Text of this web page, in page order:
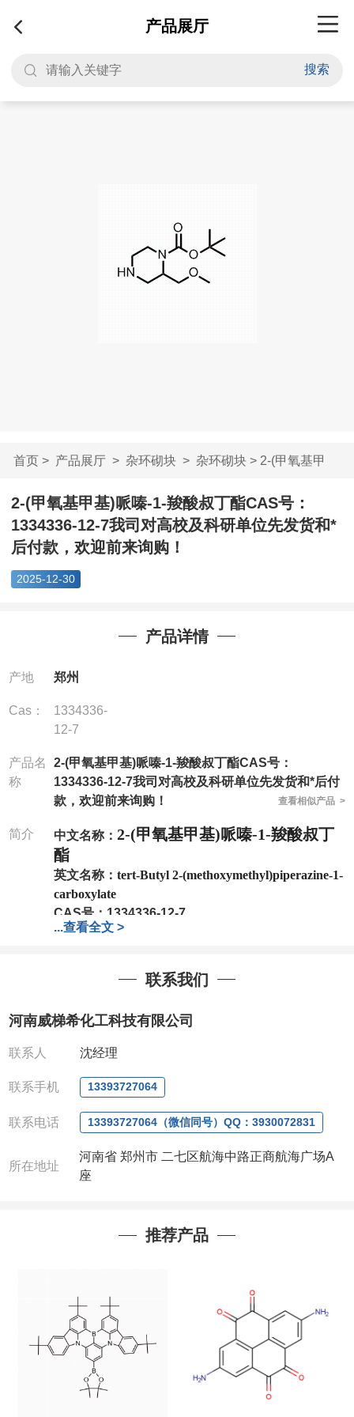
产品展厅
搜索
首页> 产品展厅> 杂环砌块> 杂环砌块> 2-(甲氧基甲
基)哌嗪-1-羧酸叔...
2-(甲氧基甲基)哌嗪-1-羧酸叔丁酯CAS号：
1334336-12-7我司对高校及科研单位先发货和*
后付款，欢迎前来询购！
2025-12-30
产品详情
产地 郑州
Cas：
1334336-
12-7
产品名
称
2-(甲氧基甲基)哌嗪-1-羧酸叔丁酯CAS号：
1334336-12-7我司对高校及科研单位先发货和*后付
款，欢迎前来询购！
查看相似产品 >
简介 中文名称： 2-(甲氧基甲基)哌嗪-1-羧酸叔丁
酯
英文名称： tert-Butyl 2-(methoxymethyl)piperazine-1-
carboxylate
CAS号： 1334336-12-7
分子式：C11H22N2O3
1Mg ; 5Mg;10Mg ;100Mg;250Mg ;500Mg
;1g;2.5g ;5g ;10g可根据客户需求进行分装
作中有用到的试剂,欢迎前来询购
全额退款,并承担所有运费。
QQ:3930072831
联系人: 沈晓东(欢迎致电,或QQ、微信联系)
...查看全文 >
联系我们
河南威梯希化工科技有限公司
联系人 沈经理
联系手机 13393727064
联系电话 13393727064（微信同号）QQ：3930072831
所在地址
河南省 郑州市 二七区航海中路正商航海广场A
座
推荐产品